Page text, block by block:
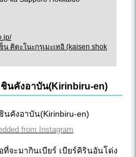
คิตะโนะกุรุเมะเทอิ (kaisen shok
ชินคังอาบัน(Kirinbiru-en)
from Instagram
จะมากินเบียร์ เบียร์คิรินอันโด่ง